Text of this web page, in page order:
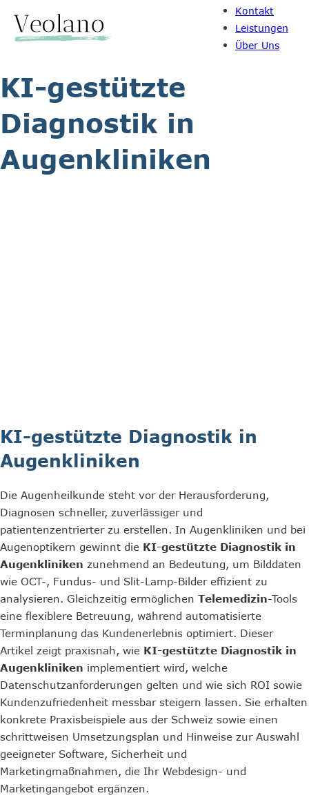
Kontakt
Leistungen
Über Uns
KI-gestützte
Diagnostik in
Augenkliniken
KI-gestützte Diagnostik in
Augenkliniken
Die Augenheilkunde steht vor der Herausforderung,
Diagnosen schneller, zuverlässiger und
patientenzentrierter zu erstellen. In Augenkliniken und bei
Augenoptikern gewinnt die KI-gestützte Diagnostik in
Augenkliniken zunehmend an Bedeutung, um Bilddaten
wie OCT-, Fundus- und Slit-Lamp-Bilder effizient zu
analysieren. Gleichzeitig ermöglichen Telemedizin-Tools
eine flexiblere Betreuung, während automatisierte
Terminplanung das Kundenerlebnis optimiert. Dieser
Artikel zeigt praxisnah, wie KI-gestützte Diagnostik in
Augenkliniken implementiert wird, welche
Datenschutzanforderungen gelten und wie sich ROI sowie
Kundenzufriedenheit messbar steigern lassen. Sie erhalten
konkrete Praxisbeispiele aus der Schweiz sowie einen
schrittweisen Umsetzungsplan und Hinweise zur Auswahl
geeigneter Software, Sicherheit und
Marketingmaßnahmen, die Ihr Webdesign- und
Marketingangebot ergänzen.